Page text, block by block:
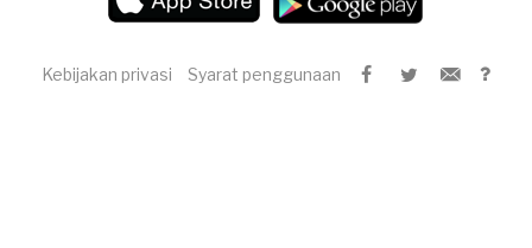
Kebijakan privasi Syarat penggunaan